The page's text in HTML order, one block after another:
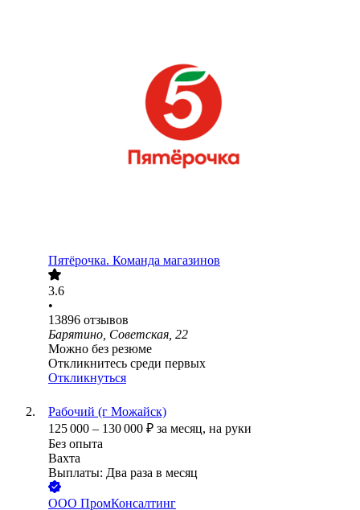
Пятёрочка. Команда магазинов
3.6
•
13896 отзывов
Барятино, Советская, 22
Можно без резюме
Откликнитесь среди первых
Откликнуться
Рабочий (г Можайск)
125 000 – 130 000 ₽ за месяц, на руки
Без опыта
Вахта
Выплаты: Два раза в месяц
ООО ПромКонсалтинг